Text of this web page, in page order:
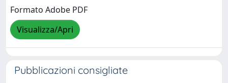
Formato Adobe PDF
Visualizza/Apri
Pubblicazioni consigliate